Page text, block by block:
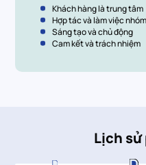
Khách hàng là trung tâm
Hợp tác và làm việc nhóm
Sáng tạo và chủ động
Cam kết và trách nhiệm
Lịch